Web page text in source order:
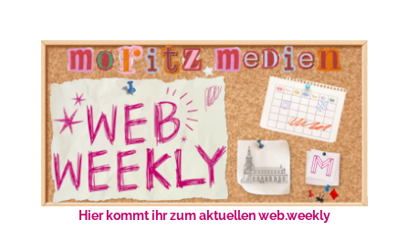
Hier kommt ihr zum aktuellen web.weekly